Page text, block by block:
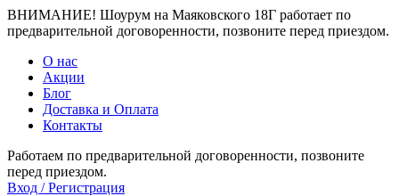
ВНИМАНИЕ! Шоурум на Маяковского 18Г работает по
предварительной договоренности, позвоните перед приездом.
О нас
Акции
Блог
Доставка и Оплата
Контакты
Работаем по предварительной договоренности, позвоните
перед приездом.
Вход / Регистрация